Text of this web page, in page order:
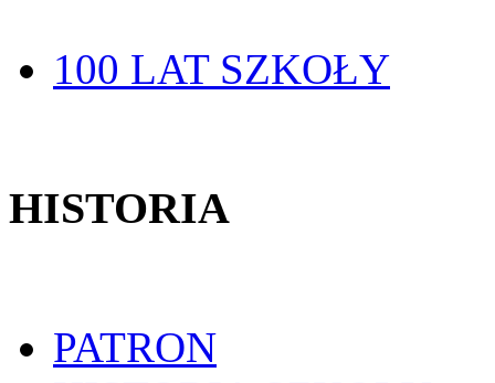
100 LAT SZKOŁY
HISTORIA
PATRON